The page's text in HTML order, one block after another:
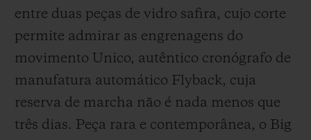
entre duas peças de vidro safira, cujo corte
permite admirar as engrenagens do
movimento Unico, autêntico cronógrafo de
manufatura automático Flyback, cuja
reserva de marcha não é nada menos que
três dias. Peça rara e contemporânea, o Big